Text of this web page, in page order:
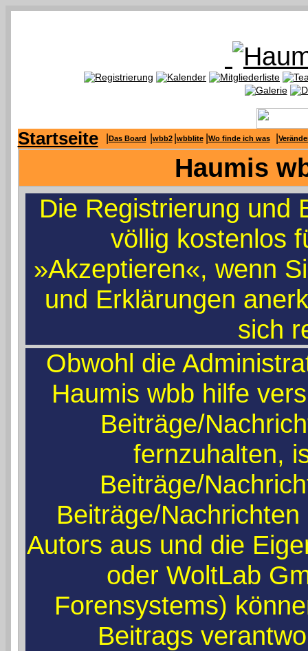
Startseite Das Board wbb2 wbblite Wo finde ich was
Haumis
Die Registrierung und
völlig kostenlos
»Akzeptieren«, wenn
und Erklärungen
sich
Obwohl die
Haumis wbb hilfe
Beiträge/
fernzuhalten,
Beiträge/
Beiträge/
Autors aus und die
oder WoltLab
Forensystems)
Beitrags